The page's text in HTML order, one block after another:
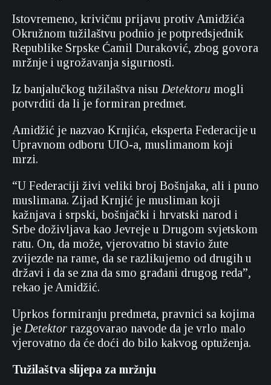
Istovremeno, krivičnu prijavu protiv Amidžića
Okružnom tužilaštvu podnio je potpredsjednik
Republike Srpske Ćamil Duraković, zbog govora
mržnje i ugrožavanja sigurnosti.
Iz banjalučkog tužilaštva nisu Detektoru mogli
potvrditi da li je formiran predmet.
Amidžić je nazvao Krnjića, eksperta Federacije u
Upravnom odboru UIO-a, muslimanom koji
mrzi.
“U Federaciji živi veliki broj Bošnjaka, ali i puno
muslimana. Zijad Krnjić je musliman koji
kažnjava i srpski, bošnjački i hrvatski narod i
Srbe doživljava kao Jevreje u Drugom svjetskom
ratu. On, da može, vjerovatno bi stavio žute
zvijezde na rame, da se razlikujemo od drugih u
državi i da se zna da smo građani drugog reda”,
rekao je Amidžić.
Uprkos formiranju predmeta, pravnici sa kojima
je Detektor razgovarao navode da je vrlo malo
vjerovatno da će doći do bilo kakvog optuženja.
Tužilaštva slijepa za mržnju